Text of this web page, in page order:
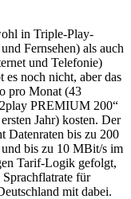
in Triple-Play-
Fernsehen) als auch
und Telefonie)
noch nicht, aber das
pro Monat (43
PREMIUM 200“
Jahr) kosten. Der
Datenraten bis zu 200
bis zu 10 MBit/s im
Tarif-Logik gefolgt,
für
mit dabei.